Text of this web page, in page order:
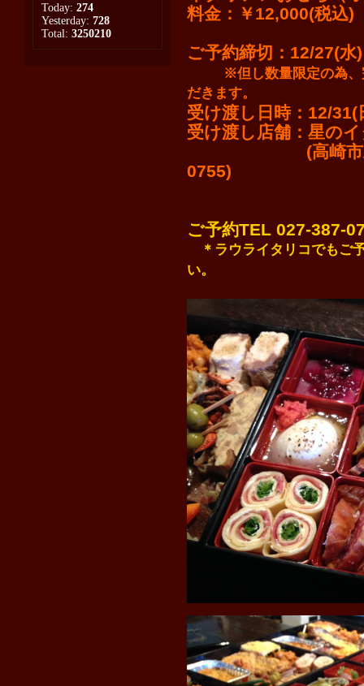
料金：￥12,000(税込)
ご予約締切：12/27(水)
※但し数量限定の為、
だきます。
受け渡し日時：12/
受け渡し店舗：星の
(高崎市上並榎
0755)
ご予約TEL 027-387-
＊ラウライタリコでもご
い。
Today: 274
Yesterday: 728
Total: 3250210